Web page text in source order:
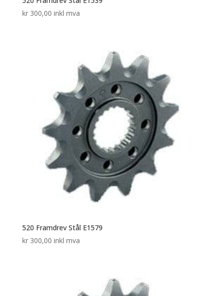
kr300,00 inkl mva
520 Framdrev Stål E1579
kr300,00 inkl mva